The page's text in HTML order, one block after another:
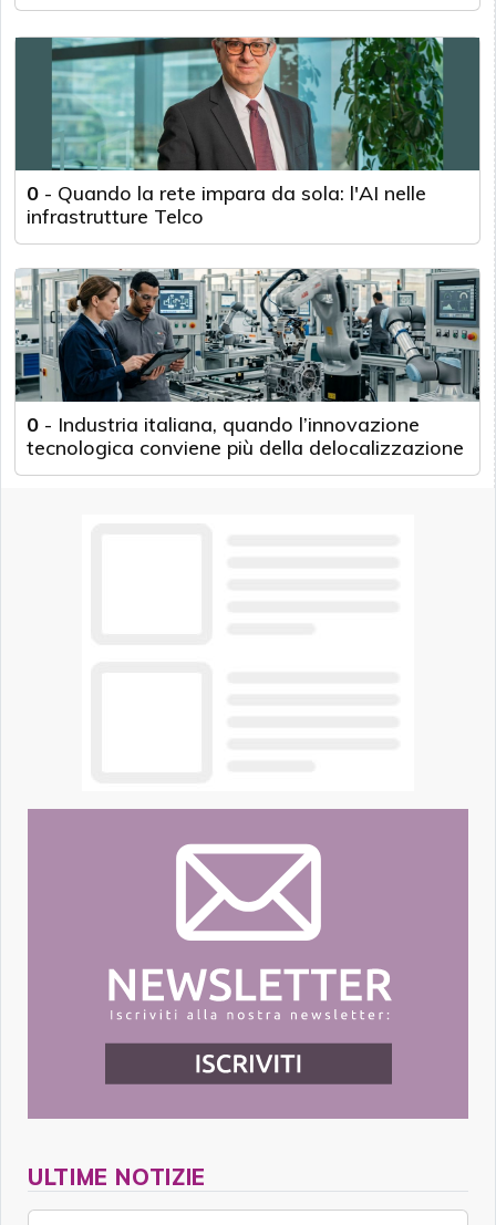
0 - Quando la rete impara da sola: l'AI nelle
infrastrutture Telco
0 - Industria italiana, quando l’innovazione
tecnologica conviene più della delocalizzazione
ULTIME NOTIZIE